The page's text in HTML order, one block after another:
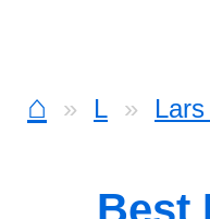
⌂ L
Best